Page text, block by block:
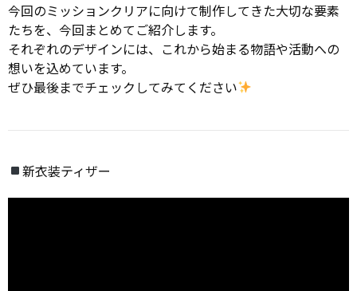
今回のミッションクリアに向けて制作してきた大切な要素
たちを、今回まとめてご紹介します。
それぞれのデザインには、これから始まる物語や活動への
想いを込めています。
ぜひ最後までチェックしてみてください
新衣装ティザー